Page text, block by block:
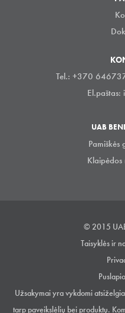
Tel.: +370
El.paštas:
UAB
© 2015
Taisyklės ir
Užsakymai yra vykdomi
tarp paveikslėlių bei produktų.